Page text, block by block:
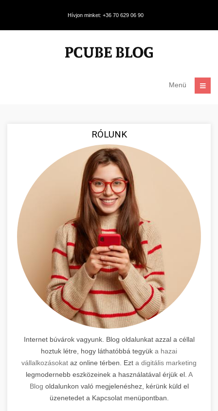
Hívjon minket: +36 70 629 06 90
Menü
RÓLUNK
Internet búvárok vagyunk. Blog oldalunkat azzal a céllal
hoztuk létre, hogy láthatóbbá tegyük a hazai
vállalkozásokat az online térben. Ezt a digitális marketing
legmodernebb eszközeinek a használatával érjük el. A
Blog oldalunkon való megjelenéshez, kérünk küld el
üzenetedet a Kapcsolat menüpontban.